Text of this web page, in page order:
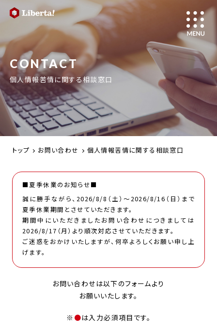
CONTACT
個人情報苦情に関する相談窓口
トップ お問い合わせ 個人情報苦情に関する相談窓口
■夏季休業のお知らせ■
誠に勝手ながら、2026/8/8（土）～2026/8/16（日）まで
夏季休業期間とさせていただきます。
期間中にいただきましたお問い合わせにつきましては
2026/8/17（月）より順次対応させていただきます。
ご迷惑をおかけいたしますが、何卒よろしくお願い申し上
げます。
お問い合わせは以下のフォームより
お願いいたします。
※ ●は⼊⼒必須項⽬です。